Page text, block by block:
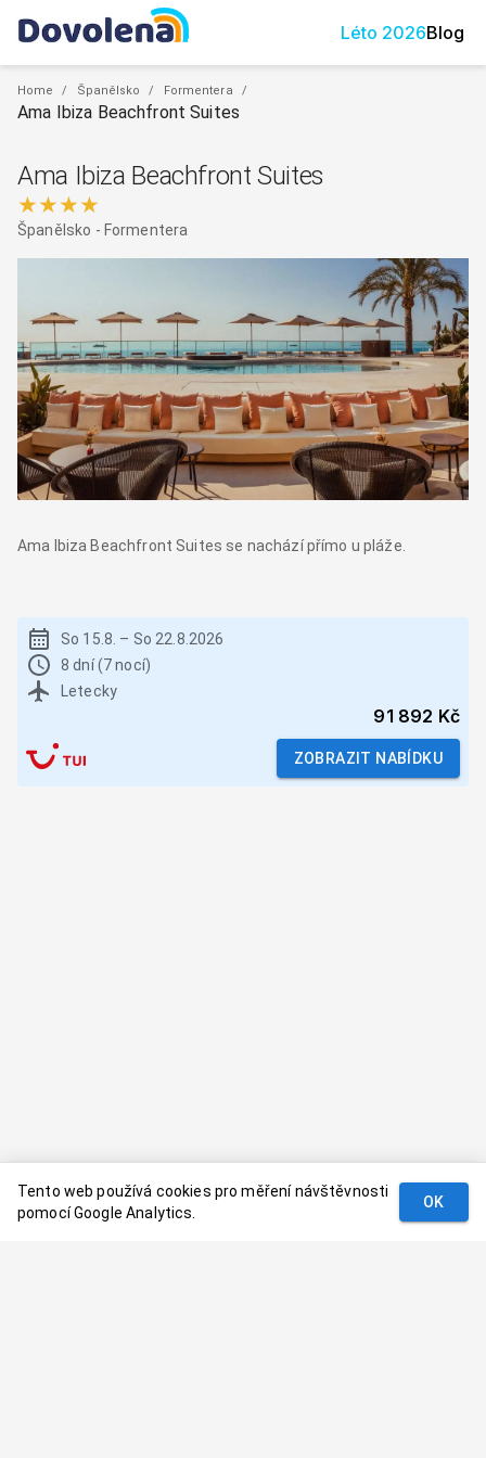
Léto 2026Blog
Home / Španělsko / Formentera /
Ama Ibiza Beachfront Suites
Ama Ibiza Beachfront Suites
★★★★
Španělsko - Formentera
Ama Ibiza Beachfront Suites se nachází přímo u pláže.
So 15.8. – So 22.8.2026
8 dní (7 nocí)
Letecky
91 892 Kč
ZOBRAZIT NABÍDKU
Tento web používá cookies pro měření návštěvnosti
pomocí Google Analytics.
OK